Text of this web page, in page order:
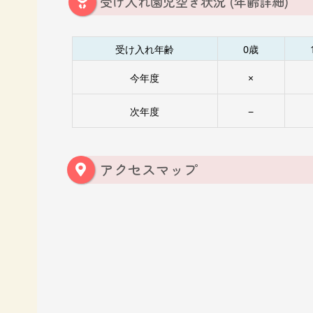
受け入れ年齢 0歳
今年度 ×
次年度 −
アクセスマップ